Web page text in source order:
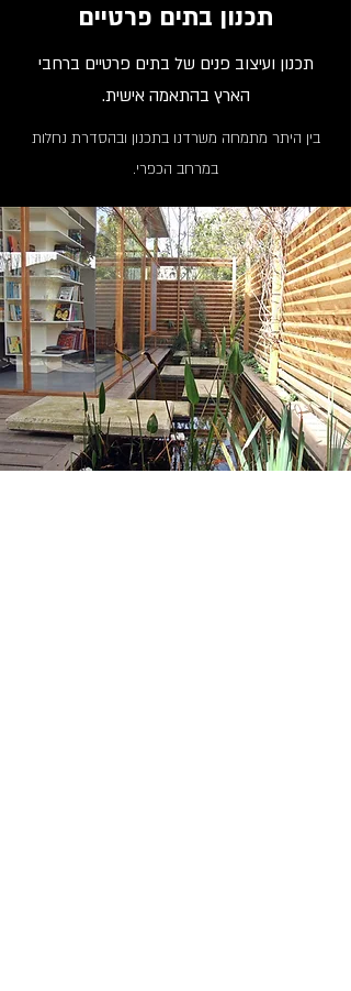
תכנון בתים פרטיים
תכנון ועיצוב פנים של בתים פרטיים ברחבי
הארץ בהתאמה אישית.
בין היתר מתמחה משרדנו בתכנון ובהסדרת נחלות
במרחב הכפרי.